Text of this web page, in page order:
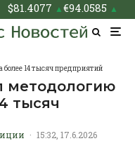
$81.4077 ▲€94.0585 ▲
14 тысяч предприятий
методологию
тысяч
· 15:32, 17.6.2026